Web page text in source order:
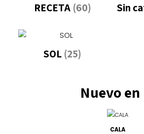
RECETA (60) Sin
SOL (25)
Nuevo en
CALA